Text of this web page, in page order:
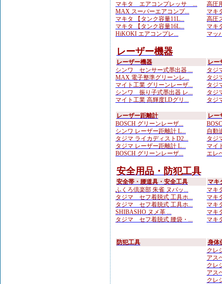
マキタ エアコンプレッサ ...
MAX スーパーエアコンプ...
マキタ 【タンク容量11L...
マキタ 【タンク容量16L...
HiKOKI エアコンプレ...
高圧
マキ
高圧
マキ
マッ
レーザー機器
レーザー機器
シンワ センサー式墨出器 ...
MAX 電子整準グリーンレ...
マイト工業 グリーンレーザ...
シンワ 振り子式墨出器 レ...
マイト工業 高輝度LDグリ...
レー
タジ
タジ
タジ
タジ
タジ
レーザー距離計
BOSCH グリーンレーザ...
シンワ レーザー距離計 L...
タジマ ライカディストD2...
タジマ レーザー距離計 L...
BOSCH グリーンレーザ...
レー
自動
タジ
マイ
エレ
安全用品・防犯工具
安全帯・腰道具・安全工具
ふくろ倶楽部 朱雀 ヌバッ...
タジマ セフ着脱式 工具ホ...
タジマ セフ着脱式 工具ホ...
SHIBASHO ヌメ革 ...
タジマ セフ着脱式 腰袋・...
マキ
マキ
マキ
マキ
マキ
マキ
防犯工具
身体
クレ
アス
クレ
アス
クレ